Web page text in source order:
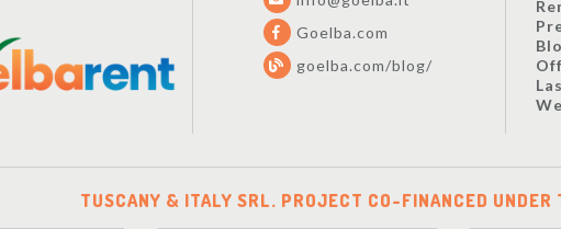
Goelba.com
goelba.com/blog/
TUSCANY & ITALY SRL. PROJECT CO-FINANCED